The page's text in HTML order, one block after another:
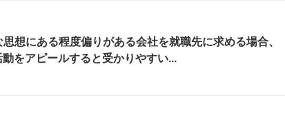
想にある程度偏りがある会社を就職先に求める場合、
をアピールすると受かりやすい...